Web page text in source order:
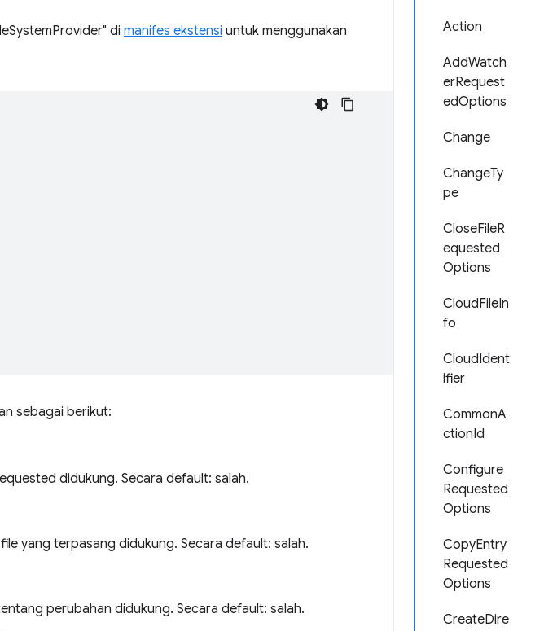
Action
AddWatch
erRequest
edOptions
Change
ChangeTy
pe
CloseFileR
equested
Options
CloudFileIn
fo
CloudIdent
ifier
CommonA
ctionId
Configure
Requested
Options
CopyEntry
Requested
Options
CreateDire
di manifes ekstensi untuk menggunakan
sebagai berikut:
didukung. Secara default: salah.
yang terpasang didukung. Secara default: salah.
perubahan didukung. Secara default: salah.